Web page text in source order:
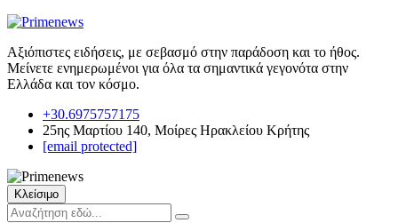
Αξιόπιστες ειδήσεις, με σεβασμό στην παράδοση και το ήθος.
Μείνετε ενημερωμένοι για όλα τα σημαντικά γεγονότα στην
Ελλάδα και τον κόσμο.
+30.6975757175
25ης Μαρτίου 140, Μοίρες Ηρακλείου Κρήτης
[email protected]
Κλείσιμο